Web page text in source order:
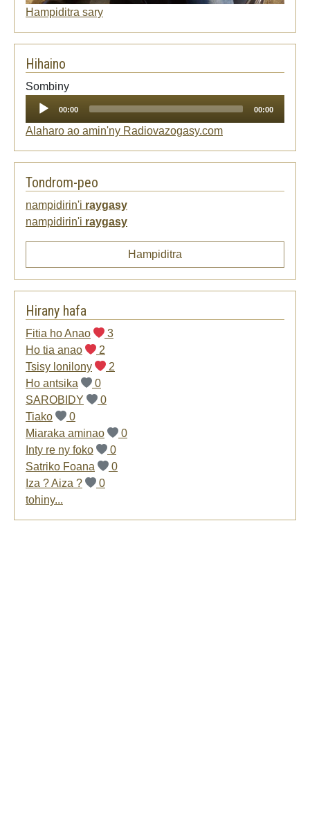
Hampiditra sary
Hihaino
SombinyAudio
00:00 00:00
Alaharo ao amin'ny Radiovazogasy.com
Tondrom-peo
nampidirin'i raygasy
nampidirin'i raygasy
Hampiditra
Hirany hafa
Fitia ho Anao
3
Ho tia anao
2
Tsisy lonilony
2
Ho antsika
0
SAROBIDY
0
Tiako
0
Miaraka aminao
0
Inty re ny foko
0
Satriko Foana
0
Iza ? Aiza ?
0
tohiny...